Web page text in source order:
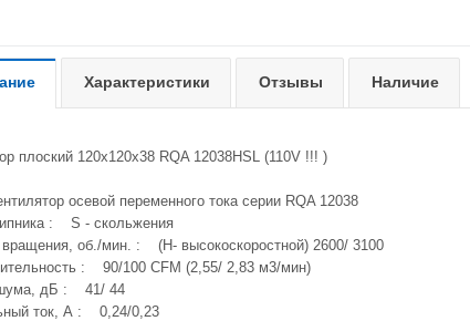
Характеристики Отзывы Наличие
плоский 120х120х38 RQA 12038HSL (110V !!! )
осевой переменного тока серии RQA 12038
: S - скольжения
вращения, об./мин. : (H- высокоскоростной) 2600/ 3100
: 90/100 CFM (2,55/ 2,83 м3/мин)
дБ : 41/ 44
ток, А : 0,24/0,23